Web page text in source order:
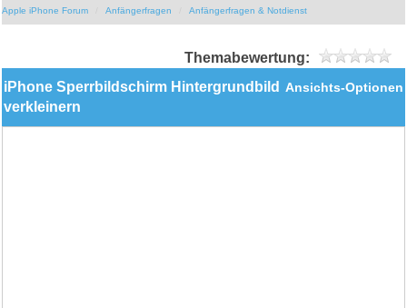
Apple iPhone Forum Anfängerfragen Anfängerfragen & Notdienst
Themabewertung:
Ansichts-Optionen
iPhone Sperrbildschirm Hintergrundbild
verkleinern